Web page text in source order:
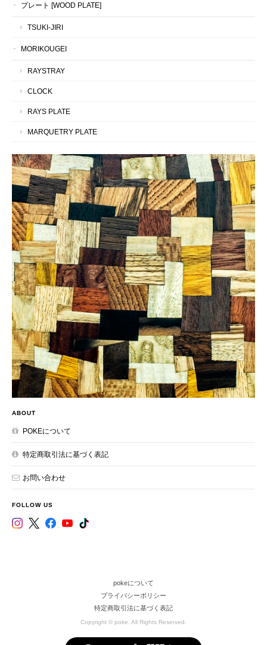
プレート [WOOD PLATE]
TSUKI-JIRI
MORIKOUGEI
RAYSTRAY
CLOCK
RAYS PLATE
MARQUETRY PLATE
ABOUT
POKEについて
特定商取引法に基づく表記
お問い合わせ
FOLLOW US
pokeについて
プライバシーポリシー
特定商取引法に基づく表記
Copyright © poke. All Rights Reserved.